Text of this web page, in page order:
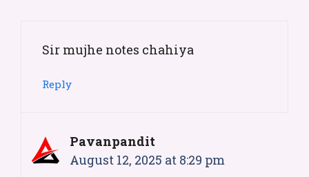
Sir mujhe notes chahiya
Reply
Pavanpandit
August 12, 2025 at 8:29 pm